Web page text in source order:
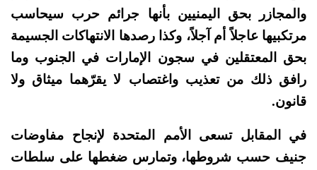
والمجازر بحق اليمنيين بأنها جرائم حرب سيحاسب
مرتكبيها عاجلاً أم آجلاً، وكذا رصدها الانتهاكات الجسيمة
بحق المعتقلين في سجون الإمارات في الجنوب وما
رافق ذلك من تعذيب واغتصاب لا يقرّهما ميثاق ولا
قانون.
في المقابل تسعى الأمم المتحدة لإنجاح مفاوضات
جنيف حسب شروطها، وتمارس ضغطها على سلطات